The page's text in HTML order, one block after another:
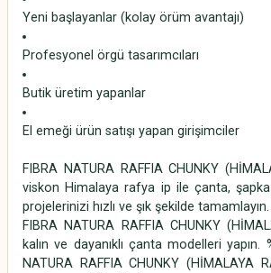
Yeni başlayanlar (kolay örüm avantajı)
Profesyonel örgü tasarımcıları
Butik üretim yapanlar
El emeği ürün satışı yapan girişimciler
FIBRA NATURA RAFFIA CHUNKY
viskon Himalaya rafya ip ile çanta,
projelerinizi hızlı ve şık şekilde tamamlayın.
FIBRA NATURA RAFFIA CHUNKY
kalın ve dayanıklı çanta modelleri yapın.
NATURA RAFFIA CHUNKY (HİMALAYA